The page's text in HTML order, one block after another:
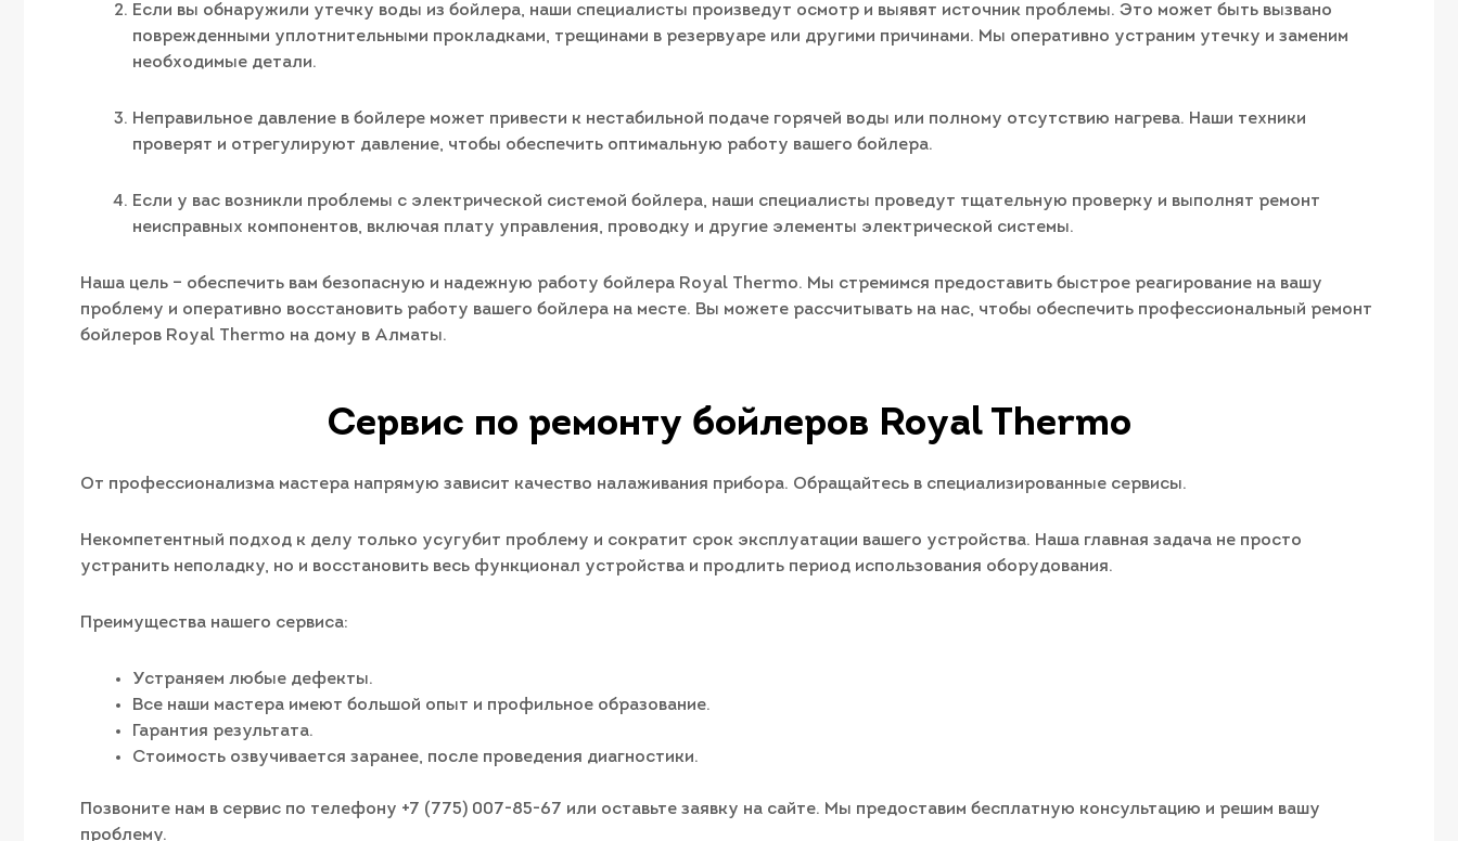
Если вы обнаружили утечку воды из бойлера, наши специалисты произведут осмотр и выявят источник проблемы. Это может быть вызвано
поврежденными уплотнительными прокладками, трещинами в резервуаре или другими причинами. Мы оперативно устраним утечку и заменим
необходимые детали.
Неправильное давление в бойлере может привести к нестабильной подаче горячей воды или полному отсутствию нагрева. Наши техники
проверят и отрегулируют давление, чтобы обеспечить оптимальную работу вашего бойлера.
Если у вас возникли проблемы с электрической системой бойлера, наши специалисты проведут тщательную проверку и выполнят ремонт
неисправных компонентов, включая плату управления, проводку и другие элементы электрической системы.
Наша цель – обеспечить вам безопасную и надежную работу бойлера Royal Thermo. Мы стремимся предоставить быстрое реагирование на вашу
проблему и оперативно восстановить работу вашего бойлера на месте. Вы можете рассчитывать на нас, чтобы обеспечить профессиональный ремонт
бойлеров Royal Thermo на дому в Алматы.
Сервис по ремонту бойлеров Royal Thermo
От профессионализма мастера напрямую зависит качество налаживания прибора. Обращайтесь в специализированные сервисы.
Некомпетентный подход к делу только усугубит проблему и сократит срок эксплуатации вашего устройства. Наша главная задача не просто
устранить неполадку, но и восстановить весь функционал устройства и продлить период использования оборудования.
Преимущества нашего сервиса:
Устраняем любые дефекты.
Все наши мастера имеют большой опыт и профильное образование.
Гарантия результата.
Стоимость озвучивается заранее, после проведения диагностики.
Позвоните нам в сервис по телефону +7 (775) 007-85-67 или оставьте заявку на сайте. Мы предоставим бесплатную консультацию и решим вашу
проблему.